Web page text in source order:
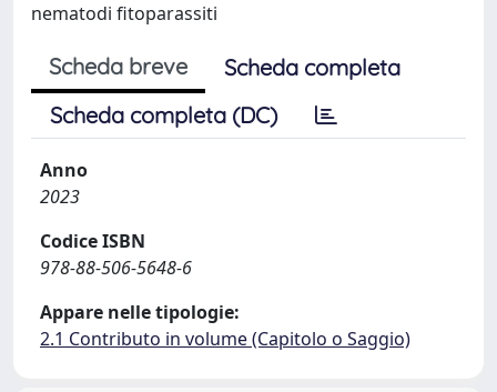
nematodi fitoparassiti
Scheda breve
Scheda completa
Scheda completa (DC)
Anno
2023
Codice ISBN
978-88-506-5648-6
Appare nelle tipologie:
2.1 Contributo in volume (Capitolo o Saggio)